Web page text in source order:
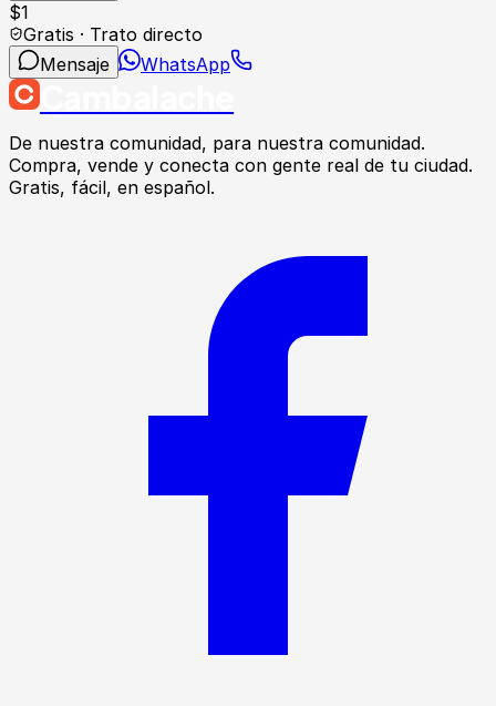
$1
Gratis · Trato directo
Mensaje
WhatsApp
De nuestra comunidad, para nuestra comunidad.
Compra, vende y conecta con gente real de tu ciudad.
Gratis, fácil, en español.